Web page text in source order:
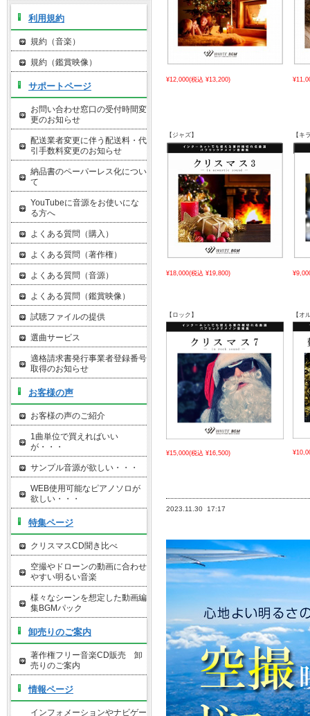
¥12,000(税込 ¥13,200)
【ジャズ】
¥18,000(税込 ¥19,800)
【キ
【ロック】
¥15,000(税込 ¥16,500)
【オ
2023.11.30 17:17
利用規約
規約（音楽）
規約（鑑賞映像）
サポートページ
お問い合わせ窓口の受付時間変
更のお知らせ
配送業者変更に伴う配送料・代
引手数料変更のお知らせ
納品書のペーパーレス化につい
て
YouTubeに音源をお使いにな
る方へ
よくある質問（購入）
よくある質問（著作権）
よくある質問（音源）
よくある質問（鑑賞映像）
試聴ファイルの提供
選曲サービス
適格請求書発行事業者登録番号
取得のお知らせ
お客様の声
お客様の声のご紹介
1曲単位で買えればいい
が・・・
サンプル音源が欲しい・・・
WEB使用可能なピアノソロが
欲しい・・・
特集ページ
クリスマスCD聞き比べ
空撮やドローンの動画に合わせ
やすい明るい音楽
様々なシーンを想定した動画編
集BGMパック
卸売りのご案内
著作権フリー音楽CD販売 卸
売りのご案内
情報ページ
インフォメーションやナビゲー